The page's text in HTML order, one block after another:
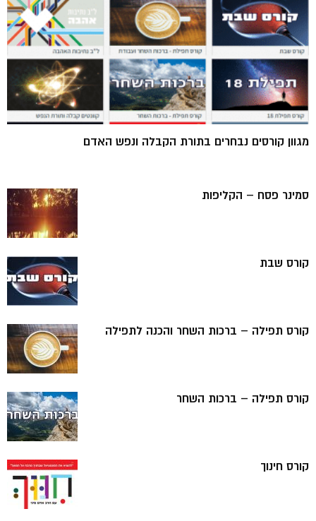
מגוון קורסים נבחרים בתורת הקבלה ונפש האדם
סמינר פסח – הקליפות
קורס שבת
קורס תפילה – ברכות השחר והכנה לתפילה
קורס תפילה – ברכות השחר
קורס חינוך